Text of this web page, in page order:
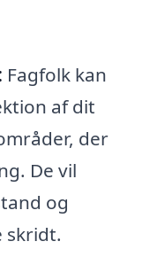
Fagfolk kan
af dit
der
De vil
og
skridt.